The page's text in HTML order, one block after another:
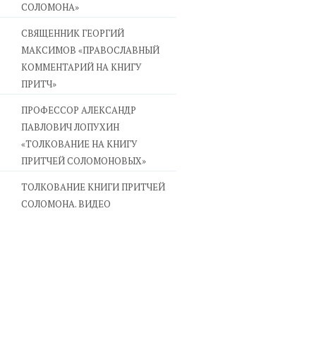
СОЛОМОНА»
CВЯЩЕННИК ГЕОРГИЙ
МАКСИМОВ «ПРАВОСЛАВНЫЙ
КОММЕНТАРИЙ НА КНИГУ
ПРИТЧ»
ПРОФЕССОР АЛЕКСАНДР
ПАВЛОВИЧ ЛОПУХИН
«ТОЛКОВАНИЕ НА КНИГУ
ПРИТЧЕЙ СОЛОМОНОВЫХ»
ТОЛКОВАНИЕ КНИГИ ПРИТЧЕЙ
СОЛОМОНА. ВИДЕО